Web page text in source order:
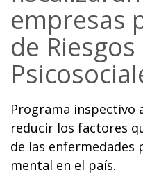
empresas
de Riesgos
Programa inspectivo
reducir los factores
de las enfermedades
mental en el país.